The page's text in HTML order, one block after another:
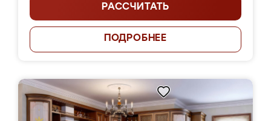
РАССЧИТАТЬ
ПОДРОБНЕЕ